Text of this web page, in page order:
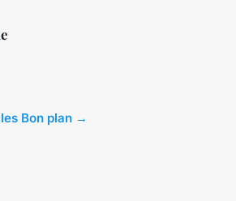
Bon plan →